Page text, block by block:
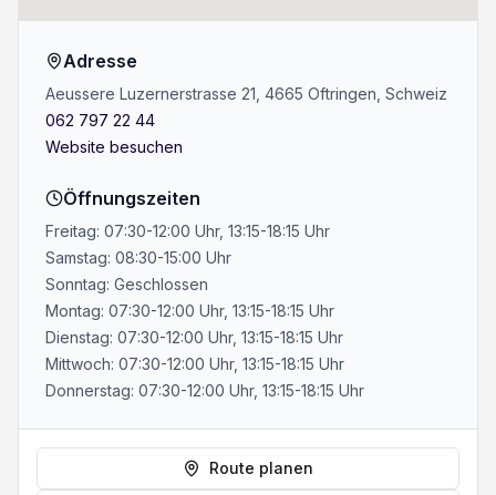
Adresse
Aeussere Luzernerstrasse 21, 4665 Oftringen, Schweiz
062 797 22 44
Website besuchen
Öffnungszeiten
Freitag: 07:30-12:00 Uhr, 13:15-18:15 Uhr
Samstag: 08:30-15:00 Uhr
Sonntag: Geschlossen
Montag: 07:30-12:00 Uhr, 13:15-18:15 Uhr
Dienstag: 07:30-12:00 Uhr, 13:15-18:15 Uhr
Mittwoch: 07:30-12:00 Uhr, 13:15-18:15 Uhr
Donnerstag: 07:30-12:00 Uhr, 13:15-18:15 Uhr
Route planen